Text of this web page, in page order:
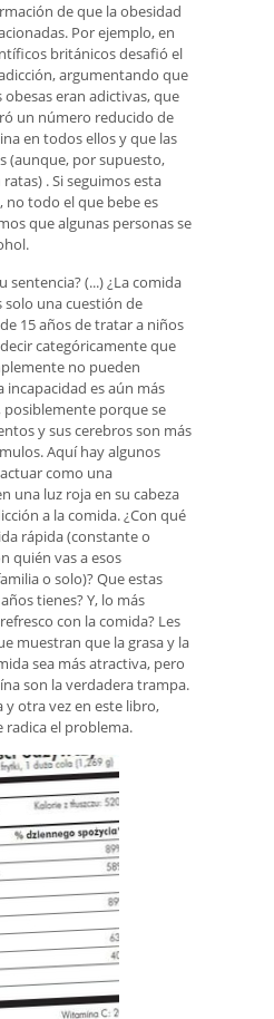
de que la obesidad
Por ejemplo, en
británicos desafió el
argumentando que
eran adictivas, que
un número reducido de
en todos ellos y que las
(aunque, por supuesto,
. Si seguimos esta
no todo el que bebe es
que algunas personas se
sentencia? (...) ¿La comida
solo una cuestión de
15 años de tratar a niños
categóricamente que
no pueden
incapacidad es aún más
porque se
y sus cerebros son más
Aquí hay algunos
como una
una luz roja en su cabeza
a la comida. ¿Con qué
rápida (constante o
quién vas a esos
o solo)? Que estas
tienes? Y, lo más
con la comida? Les
muestran que la grasa y la
sea más atractiva, pero
son la verdadera trampa.
y otra vez en este libro,
radica el problema.